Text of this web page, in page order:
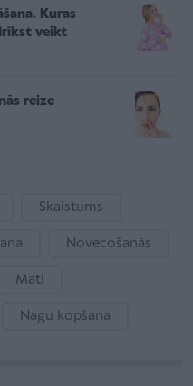
Kuras
veikt
reize
Skaistums
Novecošanās
Mati
Nagu kopšana